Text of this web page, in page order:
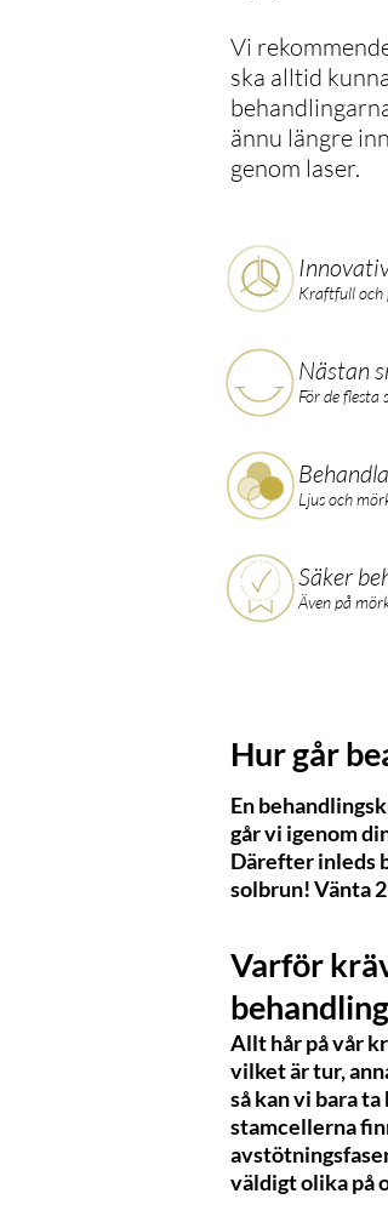
Vi
ska alltid
ännu längre
genom laser.
Kraftfull och
Nästan
För de flesta
Säker
Även på
Ljus och
Hur går
En
går vi igenom
Därefter inleds
solbrun! Vänta
Varför
Allt hår på vår
vilket är tur,
så kan vi bara
stamcellerna
väldigt olika på